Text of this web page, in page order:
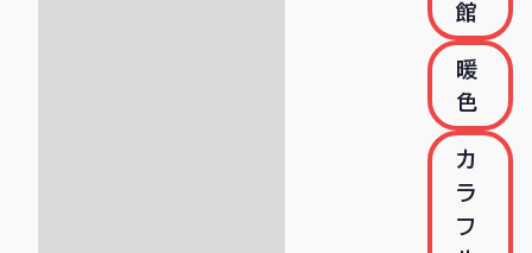
館
暖
色
カ
ラ
フ